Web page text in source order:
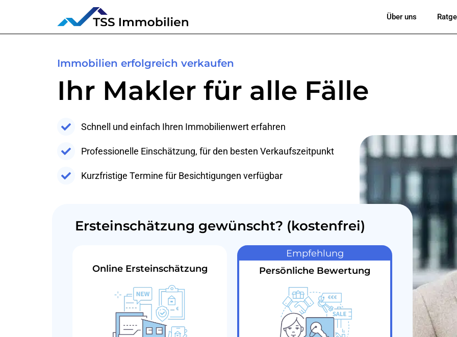
Über uns
Immobilien erfolgreich verkaufen
Ihr Makler für alle Fälle
Schnell und einfach Ihren Immobilienwert erfahren
Professionelle Einschätzung, für den besten Verkaufszeitpunkt
Kurzfristige Termine für Besichtigungen verfügbar
Ersteinschätzung gewünscht? (kostenfrei)
Online Ersteinschätzung
Empfehlung
Persönliche Bewertung